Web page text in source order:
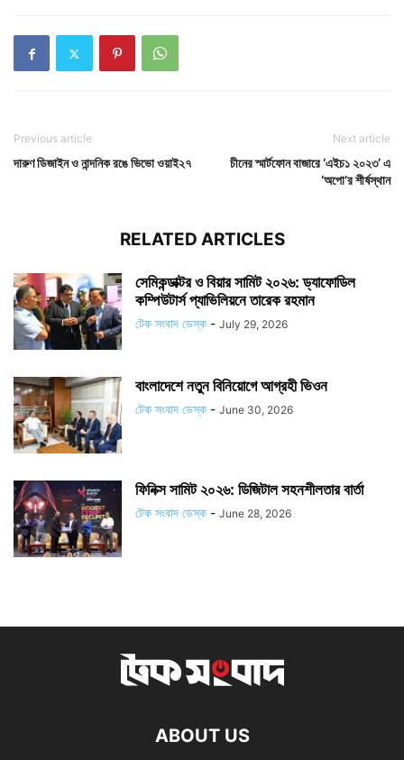
Previous article
দারুণ ডিজাইন ও নান্দনিক রঙে ভিভো ওয়াই২৭
Next article
চীনের স্মার্টফোন বাজারে ‘এইচ১ ২০২৩’ এ
‘অপো’র শীর্ষস্থান
RELATED ARTICLES
সেমিকন্ডাক্টর ও বিয়ার সামিট ২০২৬: ড্যাফোডিল
কম্পিউটার্স প্যাভিলিয়নে তারেক রহমান
টেক সংবাদ ডেস্ক - July 29, 2026
বাংলাদেশে নতুন বিনিয়োগে আগ্রহী ভিওন
টেক সংবাদ ডেস্ক - June 30, 2026
ফিনিক্স সামিট ২০২৬: ডিজিটাল সহনশীলতার বার্তা
টেক সংবাদ ডেস্ক - June 28, 2026
ABOUT US